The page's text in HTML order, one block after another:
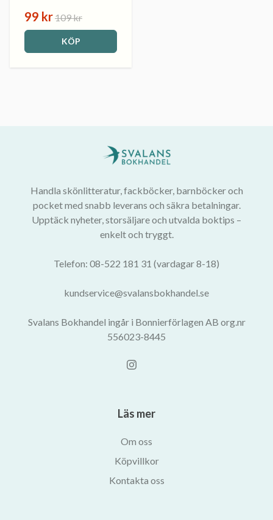
99 kr109 kr
KÖP
Handla skönlitteratur, fackböcker, barnböcker och
pocket med snabb leverans och säkra betalningar.
Upptäck nyheter, storsäljare och utvalda boktips –
enkelt och tryggt.
Telefon: 08-522 181 31 (vardagar 8-18)
kundservice@svalansbokhandel.se
Svalans Bokhandel ingår i Bonnierförlagen AB org.nr
556023-8445
Läs mer
Om oss
Köpvillkor
Kontakta oss